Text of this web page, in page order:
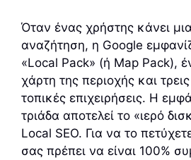
Όταν ένας χρήστης κάνει
αναζήτηση, η Google
«Local Pack» (ή Map Pack),
χάρτη της περιοχής και
τοπικές επιχειρήσεις. Η
τριάδα αποτελεί το «ιερό
Local SEO. Για να το
σας πρέπει να είναι 100%